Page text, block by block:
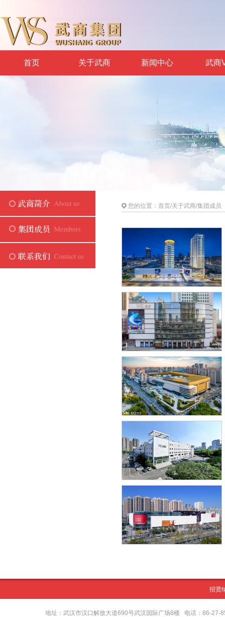
首页 关于武商 新闻中心 武商
您的位置： 首页/关于武商/集团成员
招贤
地址：武汉市汉口解放大道690号武汉国际广场8楼 电话：86-